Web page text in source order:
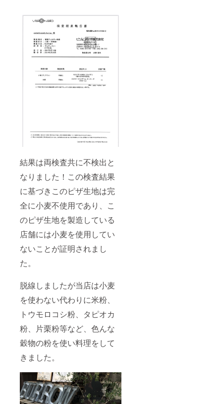
結果は両検査共に不検出と
なりました！この検査結果
に基づきこのピザ生地は完
全に小麦不使用であり、こ
のピザ生地を製造している
店舗には小麦を使用してい
ないことが証明されまし
た。
脱線しましたが当店は小麦
を使わない代わりに米粉、
トウモロコシ粉、タピオカ
粉、片栗粉等など、色んな
穀物の粉を使い料理をして
きました。